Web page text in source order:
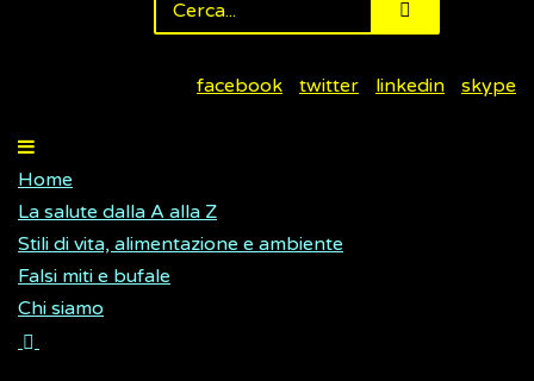
facebook twitter linkedin skype
Home
La salute dalla A alla Z
Stili di vita, alimentazione e ambiente
Falsi miti e bufale
Chi siamo